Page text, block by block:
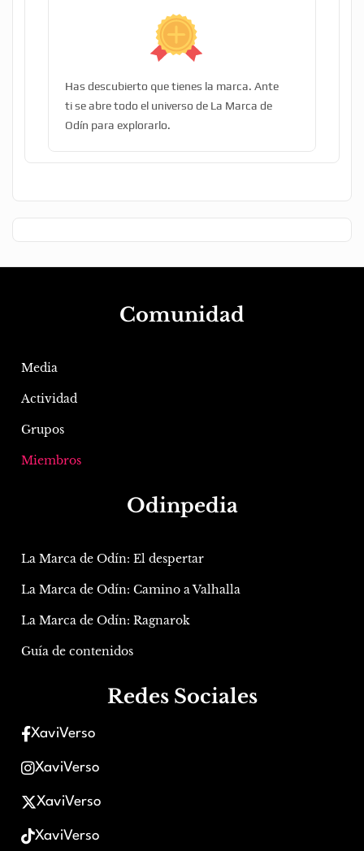
Has descubierto que tienes la marca. Ante
ti se abre todo el universo de La Marca de
Odín para explorarlo.
Comunidad
Media
Actividad
Grupos
Miembros
Odinpedia
La Marca de Odín: El despertar
La Marca de Odín: Camino a Valhalla
La Marca de Odín: Ragnarok
Guía de contenidos
Redes Sociales
XaviVerso
XaviVerso
XaviVerso
XaviVerso